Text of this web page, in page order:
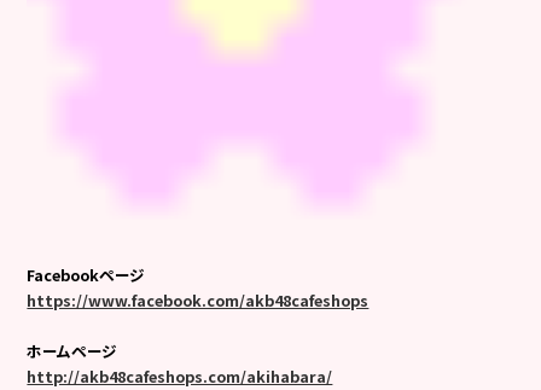
Facebookページ
https://www.facebook.com/akb48cafeshops
ホームページ
http://akb48cafeshops.com/akihabara/